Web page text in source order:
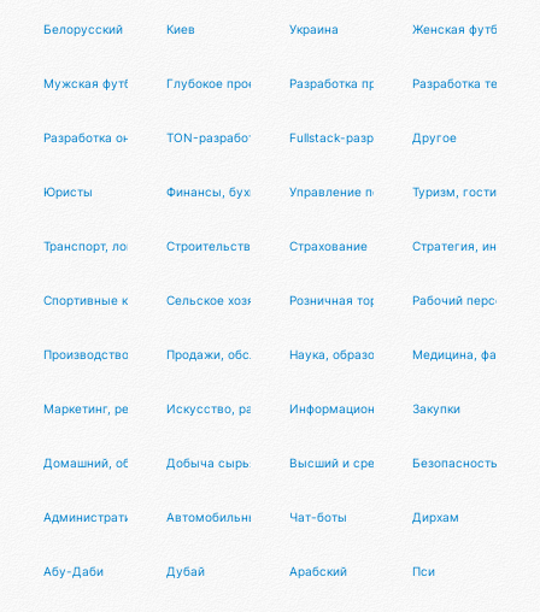
Белорусский Киев Украина Женская футболка
Мужская футболка ПсионаГлубокое проектирование и запуск ядра платформы
Разработка приложения для Битрикс24
Разработка
Разработка онлайн-сервиса или системы автоматизации
TON-разработчик Fullstack-разработчикДругое
Юристы Финансы, бухгалтерияУправление персоналом, тренинги
Туризм, гостиницы,
Транспорт, логистика, перевозкиСтроительство, недвижимость
Страхование Стратегия,
Спортивные клубы, фитнес, салоны красоты
Сельское хозяйство Розничная торговля Рабочий персонал
Производство, сервисное обслуживание
Продажи, обслуживание клиентов
Наука, образование Медицина,
Маркетинг, реклама, PRИскусство, развлечения, массмедиа
Информационные технологии
Закупки
Домашний, обслуживающий персонал
Добыча сырья Высший и средний менеджмент
Безопасность
Административный персоналАвтомобильный бизнесЧат-боты Дирхам
Абу-Даби Дубай Арабский Пси